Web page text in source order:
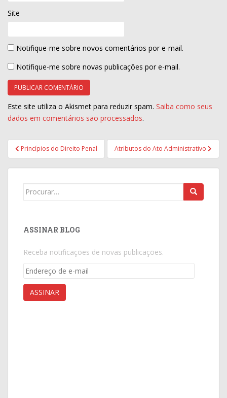
Site
Notifique-me sobre novos comentários por e-mail.
Notifique-me sobre novas publicações por e-mail.
Este site utiliza o Akismet para reduzir spam. Saiba como seus
dados em comentários são processados.
Navegação
de
Post
Princípios do Direito Penal Atributos do Ato Administrativo
Search
ASSINAR BLOG
Receba notificações de novas publicações.
Endereço
e-
mail
ASSINAR